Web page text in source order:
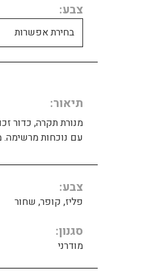
צבע
תיאור
מנורת תקרה, כדור
עם נוכחות מרשימה.
צבע
פליז, קופר, שחור
סגנון
מודרני